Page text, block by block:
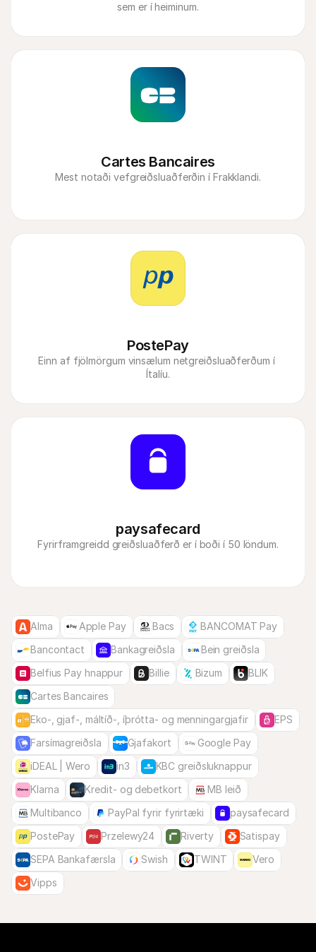
sem er í heiminum.
Cartes Bancaires
Mest notaði vefgreiðsluaðferðin í Frakklandi.
PostePay
Einn af fjölmörgum vinsælum netgreiðsluaðferðum í
Ítalíu.
paysafecard
Fyrirframgreidd greiðsluaðferð er í boði í 50 löndum.
Alma Apple Pay Bacs
BANCOMAT Pay
Bancontact
Bankagreiðsla
Bein greiðsla
Belfius Pay hnappur
Billie Bizum
BLIK
Cartes Bancaires
Eko-, gjaf-, máltíð-, íþrótta- og menningargjafir
EPS
Farsímagreiðsla
Gjafakort
Google Pay
iDEAL | Wero
in3
KBC greiðsluknappur
Klarna
Kredit- og debetkort
MB leið
Multibanco
PayPal fyrir fyrirtæki
paysafecard
PostePay
Przelewy24 Riverty
Satispay
SEPA Bankafærsla
Swish TWINT
Vero
Vipps